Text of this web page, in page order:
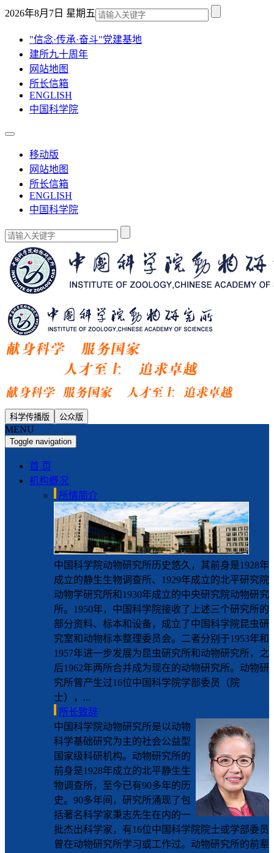
2026年8月7日 星期五
"信念·传承·奋斗"党建基地
建所九十周年
网站地图
所长信箱
ENGLISH
中国科学院
移动版
网站地图
所长信箱
ENGLISH
中国科学院
科学传播版 公众版
MENU
Toggle navigation
首 页
机构概况
所情简介
中国科学院动物研究所历史悠久，其前身是1928年
成立的静生生物调查所、1929年成立的北平研究院
动物学研究所和1930年成立的中央研究院动物研究
所。1950年，中国科学院接收了上述三个研究所的
部分资料、标本和设备，成立了中国科学院昆虫研
究室和动物标本整理委员会。二者分别于1953年和
1957年进一步发展为昆虫研究所和动物研究所，之
后1962年两所合并成为现在的动物研究所。动物研
究所曾产生过16位中国科学院学部委员（院
士），...
所长致辞
中国科学院动物研究所是以动物
科学基础研究为主的社会公益型
国家级科研机构。动物研究所的
前身是1928年成立的北平静生生
物调查所，至今已有90多年的历
史。90多年间，研究所涌现了包
括著名科学家秉志先生在内的一
批杰出科学家，有16位中国科学院院士或学部委员
曾在动物研究所学习或工作过。动物研究所的前辈